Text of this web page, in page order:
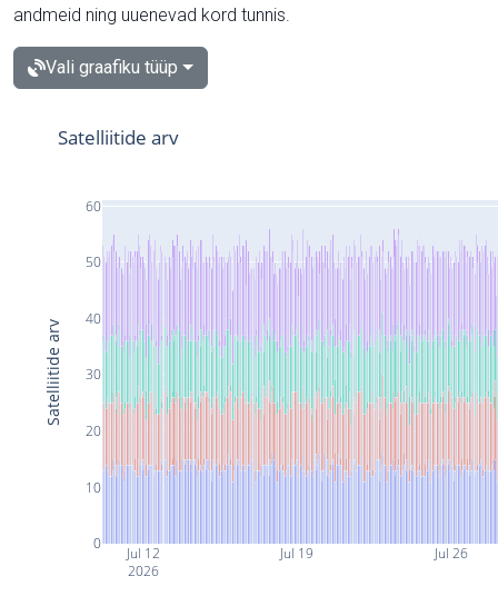
andmeid ning uuenevad kord tunnis.
Vali graafiku tüüp
Jul 12
2026
Jul 19 Jul 26
0
10
20
30
40
50
60
Satelliitide arv
Satelliitide arv